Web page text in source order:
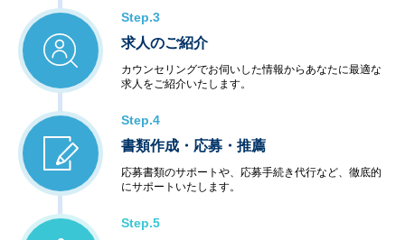
Step.3
求人のご紹介
カウンセリングでお伺いした情報からあなたに最適な
求人をご紹介いたします。
Step.4
書類作成・応募・推薦
応募書類のサポートや、応募手続き代行など、徹底的
にサポートいたします。
Step.5